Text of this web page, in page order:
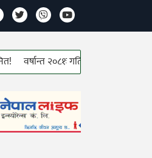
वर्षान्त २०८१ः गतिमा ऊर्जा क्षेत्र!